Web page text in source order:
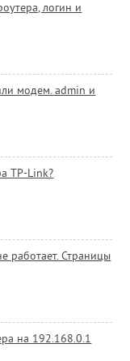
логин и
модем. admin и
TP-Link?
работает. Страницы
на 192.168.0.1